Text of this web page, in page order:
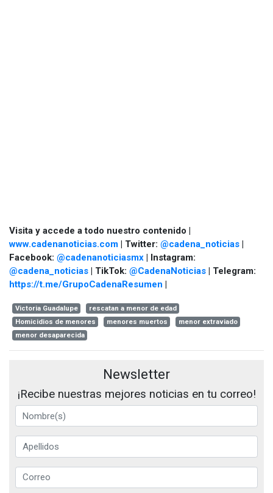
Visita y accede a todo nuestro contenido |
www.cadenanoticias.com | Twitter: @cadena_noticias |
Facebook: @cadenanoticiasmx | Instagram:
@cadena_noticias | TikTok: @CadenaNoticias | Telegram:
https://t.me/GrupoCadenaResumen |
Victoria Guadalupe
rescatan a menor de edad
Homicidios de menores
menores muertos
menor extraviado
menor desaparecida
Newsletter
¡Recibe nuestras mejores noticias en tu correo!